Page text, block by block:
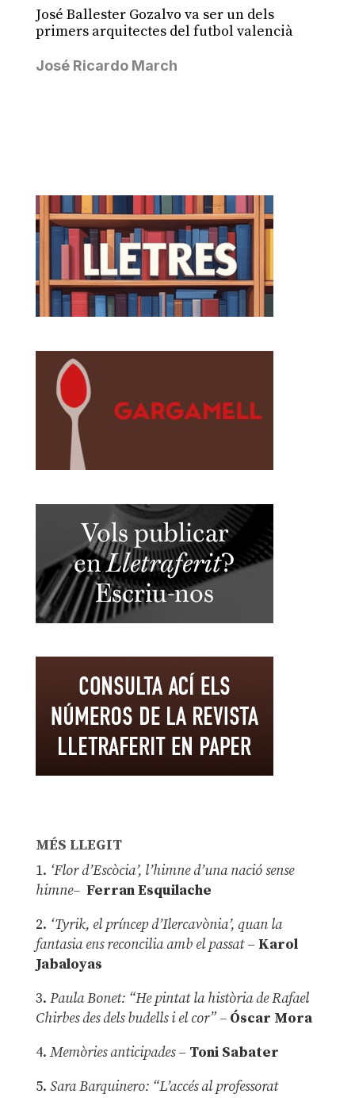
José Ballester Gozalvo va ser un dels
primers arquitectes del futbol valencià
José Ricardo March
MÉS LLEGIT
1. ‘Flor d’Escòcia’, l’himne d’una nació sense
himne– Ferran Esquilache
2. ‘Tyrik, el príncep d’Ilercavònia’, quan la
fantasia ens reconcilia amb el passat– Karol
Jabaloyas
3. Paula Bonet: “He pintat la història de Rafael
Chirbes des dels budells i el cor” –Óscar Mora
4. Memòries anticipades– Toni Sabater
5. Sara Barquinero: “L’accés al professorat